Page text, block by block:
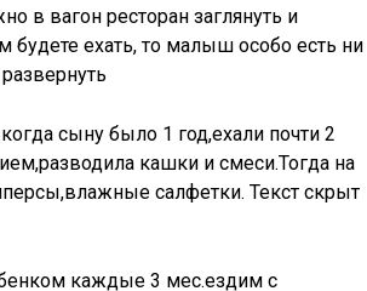
в вагон ресторан заглянуть и
будете ехать, то малыш особо есть ни
сыну было 1 год,ехали почти 2
кашки и смеси.Тогда на
салфетки. Текст скрыт
каждые 3 мес.ездим с